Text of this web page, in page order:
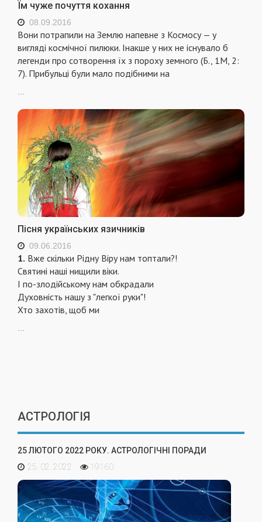
Їм чуже почуття кохання
08.09.2016
Вони потрапили на Землю напевне з Космосу — у
вигляді космічної пилюки. Інакше у них не існувало б
легенди про сотворення їх з пороху земного (Б., 1М, 2:
7). Прибульці були мало подібними на
...
Пісня українських язичників
09.06.2016
1. Вже скільки Рідну Віру нам топтали?!
Святині наші нищили віки.
І по-злодійському нам обкрадали
Духовність нашу з "легкої руки"!
Хто захотів, щоб ми
АСТРОЛОГІЯ
25 ЛЮТОГО 2022 РОКУ. АСТРОЛОГІЧНІ ПОРАДИ
25. 02. 2022
19160